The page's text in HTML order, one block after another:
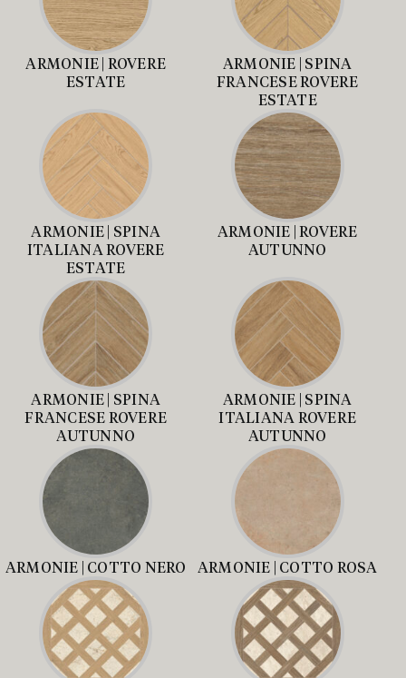
ARMONIE | ROVERE
ESTATE
ARMONIE | SPINA
FRANCESE ROVERE
ESTATE
ARMONIE | SPINA
ITALIANA ROVERE
ESTATE
ARMONIE | ROVERE
AUTUNNO
ARMONIE | SPINA
FRANCESE ROVERE
AUTUNNO
ARMONIE | SPINA
ITALIANA ROVERE
AUTUNNO
ARMONIE | COTTO NERO ARMONIE | COTTO ROSA